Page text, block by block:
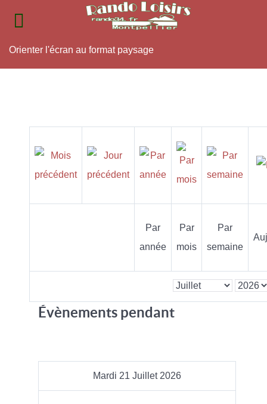
Orienter l'écran au format paysage
Par
année
Par
mois
Par
semaine
Évènements pendant
Mardi 21 Juillet 2026